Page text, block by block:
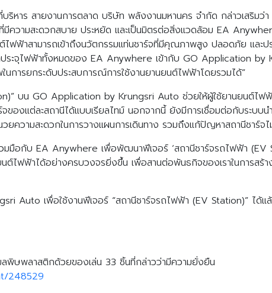
หาร สายงานการตลาด บริษัท พลังงานมหานคร จำกัด กล่าวเสริมว่า
ความสะดวกสบาย ประหยัด และเป็นมิตรต่อสิ่งแวดล้อม EA
ไฟฟ้าสามารถเข้าถึงนวัตกรรมแท่นชาร์จที่มีคุณภาพสูง ปลอดภัย แล
ประจุไฟฟ้าทั้งหมดของ EA Anywhere เข้ากับ GO Application by
การยกระดับประสบการณ์การใช้งานยานยนต์ไฟฟ้าโดยรวมได้”
บน GO Application by Krungsri Auto ช่วยให้ผู้ใช้ยานยนต์ไฟ
ร์จของแต่ละสถานีได้แบบเรียลไทม์ นอกจากนี้ ยังมีการเชื่อมต่อกับระบ
วยความสะดวกในการวางแผนการเดินทาง รวมถึงแก้ปัญหาสถานีชาร์
มมือกับ EA Anywhere เพื่อพัฒนาฟีเจอร์ ‘สถานีชาร์จรถไฟฟ้า
ไฟฟ้าได้อย่างครบวงจรยิ่งขึ้น เพื่อสานต่อพันธกิจของเราในการสร้
Auto เพื่อใช้งานฟีเจอร์ “สถานีชาร์จรถไฟฟ้า (EV Station)” ได้
พิษพลาสติกด้วยของเล่น 33 ชิ้นที่กล่าวว่ามีความยั่งยืน
248529